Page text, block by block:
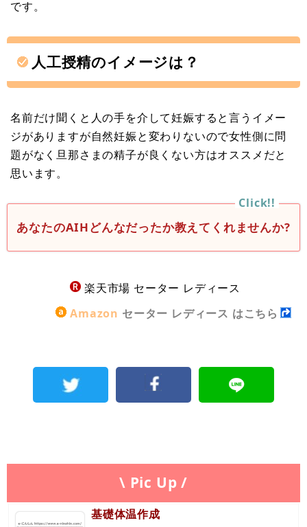
です。
人工授精のイメージは？
名前だけ聞くと人の手を介して妊娠すると言うイメー
ジがありますが自然妊娠と変わりないので女性側に問
題がなく旦那さまの精子が良くない方はオススメだと
思います。
あなたのAIHどんなだったか教えてくれませんか?
楽天市場 セーター レディース
Amazon セーター レディース はこちら
\ Pic Up /
基礎体温作成